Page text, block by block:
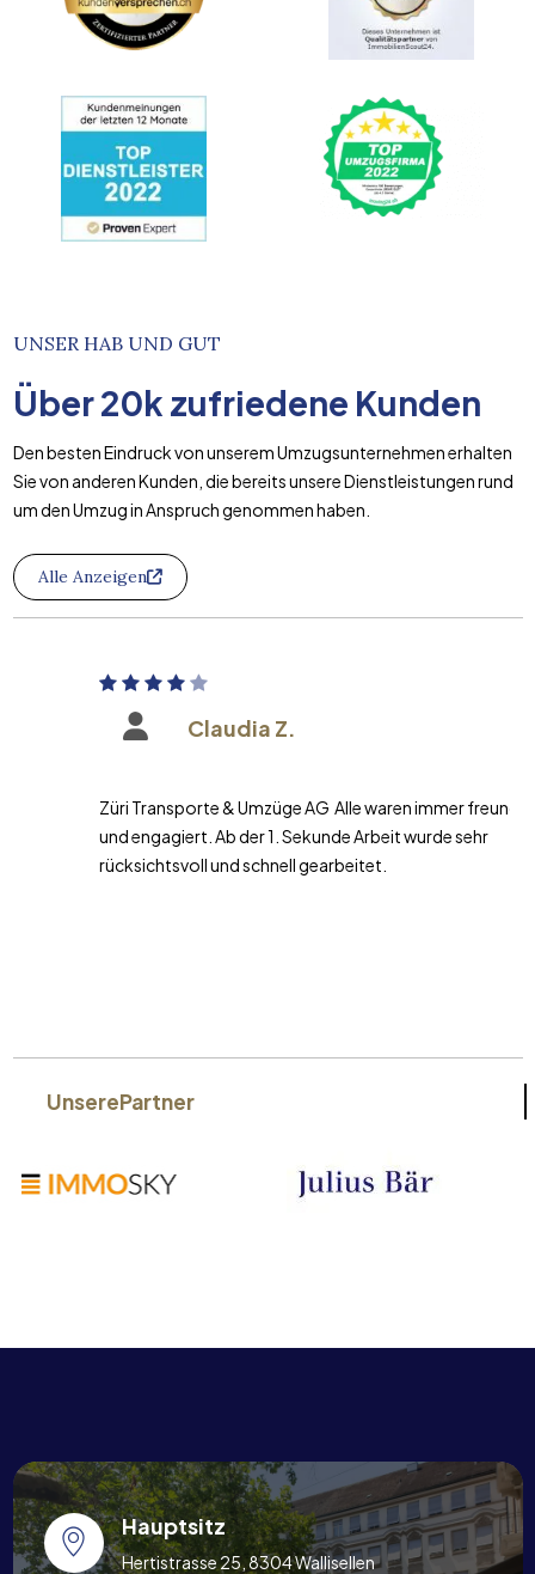
UNSER HAB UND GUT
Über20k zufriedene Kunden
Den besten Eindruck von unserem Umzugsunternehmen erhalten
Sie von anderen Kunden, die bereits unsere Dienstleistungen rund
um den Umzug in Anspruch genommen haben.
Alle Anzeigen
Claudia Z.
Züri Transporte & Umzüge AG Alle waren immer freundlich
und engagiert. Ab der 1. Sekunde Arbeit wurde sehr
rücksichtsvoll und schnell gearbeitet.
UnserePartner
Hauptsitz
Hertistrasse 25, 8304 Wallisellen